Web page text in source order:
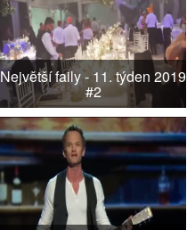
Největší faily - 11. týden 2019
#2